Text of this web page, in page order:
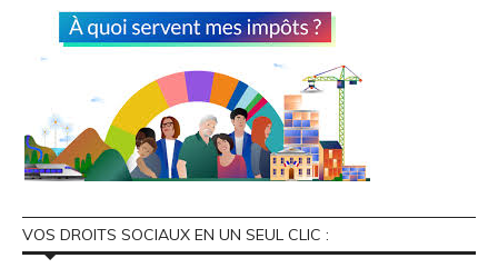
VOS DROITS SOCIAUX EN UN SEUL CLIC :